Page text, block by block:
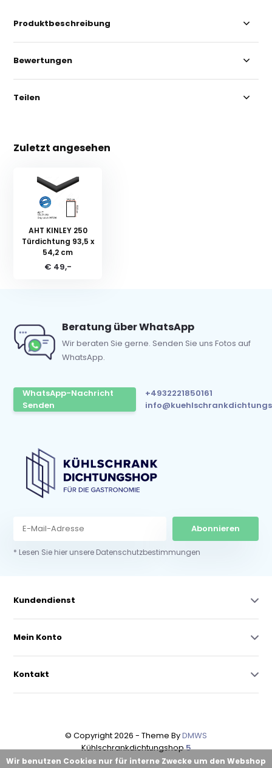
Produktbeschreibung
Bewertungen
Teilen
Zuletzt angesehen
AHT KINLEY 250
Türdichtung 93,5 x
54,2 cm
€ 49,-
Beratung über WhatsApp
Wir beraten Sie gerne. Senden Sie uns Fotos auf
WhatsApp.
WhatsApp-Nachricht
Senden
+4932221850161
Abonnieren
* Lesen Sie hier unsere Datenschutzbestimmungen
Kundendienst
Mein Konto
Kontakt
© Copyright 2026 - Theme ByDMWS
Kühlschrankdichtungshop5
Wir benutzen Cookies nur für interne Zwecke um den Webshop